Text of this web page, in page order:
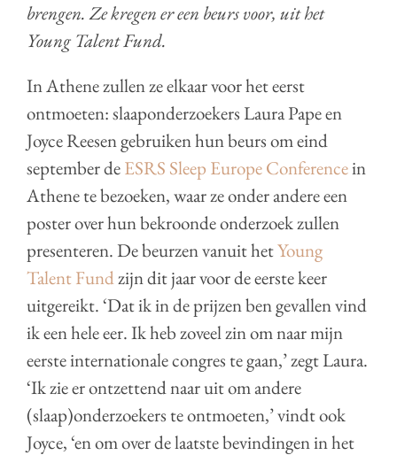
brengen. Ze kregen er een beurs voor, uit het
Young Talent Fund.
In Athene zullen ze elkaar voor het eerst
ontmoeten: slaaponderzoekers Laura Pape en
Joyce Reesen gebruiken hun beurs om eind
september deESRS Sleep Europe Conferencein
Athene te bezoeken, waar ze onder andere een
poster over hun bekroonde onderzoek zullen
presenteren. De beurzen vanuit hetYoung
Talent Fundzijn dit jaar voor de eerste keer
uitgereikt. ‘Dat ik in de prijzen ben gevallen vind
ik een hele eer. Ik heb zoveel zin om naar mijn
eerste internationale congres te gaan,’ zegt Laura.
‘Ik zie er ontzettend naar uit om andere
(slaap)onderzoekers te ontmoeten,’ vindt ook
Joyce, ‘en om over de laatste bevindingen in het